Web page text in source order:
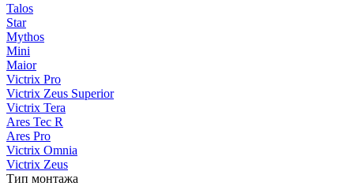
Talos
Star
Mythos
Mini
Maior
Victrix Pro
Victrix Zeus Superior
Victrix Tera
Ares Tec R
Ares Pro
Victrix Omnia
Victrix Zeus
Тип монтажа